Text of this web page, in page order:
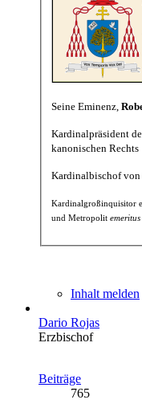
Seine Eminenz,
Kardinalpräsident
kanonischen Rechts
Kardinalbischof
Kardinalgroßinquisitor
und Metropolit emeritus
Inhalt melden
Dario Rojas
Erzbischof
Beiträge
765